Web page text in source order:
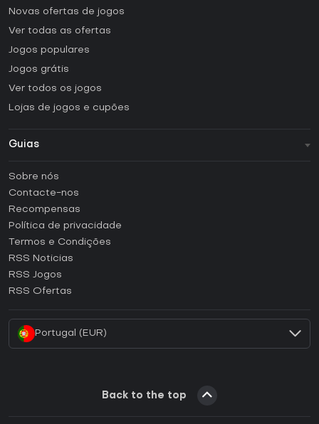
Novas ofertas de jogos
Ver todas as ofertas
Jogos populares
Jogos grátis
Ver todos os jogos
Lojas de jogos e cupões
Guias
Como ativar uma CD Key Steam?
Como ativar uma CD Key Epic Games?
Como ativar uma CD Key GOG?
Como ativar uma CD Key Ubisoft Connect?
Sobre nós
Contacte-nos
Recompensas
Política de privacidade
Termos e Condições
RSS Noticias
RSS Jogos
RSS Ofertas
Portugal (EUR)
Back to the top